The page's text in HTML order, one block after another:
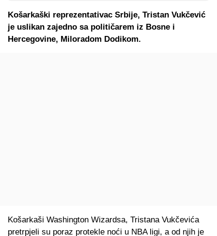
Košarkaški reprezentativac Srbije, Tristan Vukčević
je uslikan zajedno sa političarem iz Bosne i
Hercegovine, Miloradom Dodikom.
Košarkaši Washington Wizardsa, Tristana Vukčevića
pretrpjeli su poraz protekle noći u NBA ligi, a od njih je